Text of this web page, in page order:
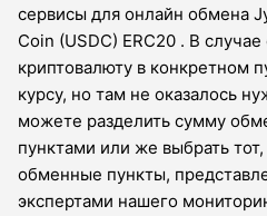
сервисы для онлайн обмена
Coin (USDC) ERC20 . В
криптовалюту в конкретном
курсу, но там не оказалось
можете разделить сумму
пунктами или же выбрать
обменные пункты,
экспертами нашего